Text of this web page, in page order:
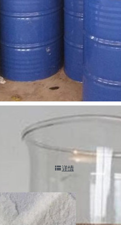
sorbitan monolaurate cas 1338-39-2
详情